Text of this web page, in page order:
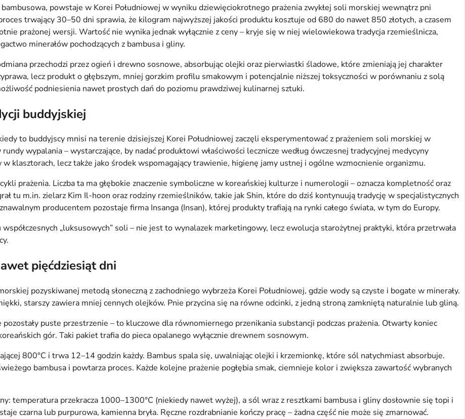
powstaje w Korei Południowej w wyniku dziewięciokrotnego prażenia zwykłej soli morskiej wewnątrz pni
trwający 30–50 dni sprawia, że kilogram najwyższej jakości produktu kosztuje od 680 do nawet 850 złotych, a czasem
prażonej wersji. Wartość nie wynika jednak wyłącznie z ceny – kryje się w niej wielowiekowa tradycja rzemieślnicza,
minerałów pochodzących z bambusa i gliny.
przechodzi przez ogień i drewno sosnowe, absorbując olejki oraz pierwiastki śladowe, które zmieniają jej charakter
lecz produkt o głębszym, mniej gorzkim profilu smakowym i potencjalnie niższej toksyczności w porównaniu z solą
podniesienia nawet prostych dań do poziomu prawdziwej kulinarnej sztuki.
buddyjskiej
to buddyjscy mnisi na terenie dzisiejszej Korei Południowej zaczęli eksperymentować z prażeniem soli morskiej w
wypalania – wystarczające, by nadać produktowi właściwości lecznicze według ówczesnej tradycyjnej medycyny
w klasztorach, lecz także jako środek wspomagający trawienie, higienę jamy ustnej i ogólne wzmocnienie organizmu.
prażenia. Liczba ta ma głębokie znaczenie symboliczne w koreańskiej kulturze i numerologii – oznacza kompletność oraz
tu m.in. zielarz Kim Il-hoon oraz rodziny rzemieślników, takie jak Shin, które do dziś kontynuują tradycję w specjalistycznych
producentem pozostaje firma Insanga (Insan), której produkty trafiają na rynki całego świata, w tym do Europy.
„luksusowych” soli – nie jest to wynalazek marketingowy, lecz ewolucja starożytnej praktyki, która przetrwała
pięćdziesiąt dni
pozyskiwanej metodą słoneczną z zachodniego wybrzeża Korei Południowej, gdzie wody są czyste i bogate w minerały.
starszy zawiera mniej cennych olejków. Pnie przycina się na równe odcinki, z jedną stroną zamkniętą naturalnie lub gliną.
puste przestrzenie – to kluczowe dla równomiernego przenikania substancji podczas prażenia. Otwarty koniec
gór. Taki pakiet trafia do pieca opalanego wyłącznie drewnem sosnowym.
800°C i trwa 12–14 godzin każdy. Bambus spala się, uwalniając olejki i krzemionkę, które sól natychmiast absorbuje.
bambusa i powtarza proces. Każde kolejne prażenie pogłębia smak, ciemnieje kolor i zwiększa zawartość wybranych
temperatura przekracza 1000–1300°C (niekiedy nawet wyżej), a sól wraz z resztkami bambusa i gliny dosłownie się topi i
czarna lub purpurowa, kamienna bryła. Ręczne rozdrabnianie kończy pracę – żadna część nie może się zmarnować.